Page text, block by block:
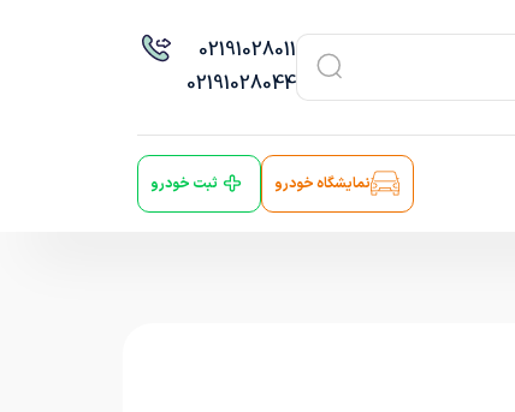
02191028011
02191028044
نمایشگاه خودرو ثبت خودرو